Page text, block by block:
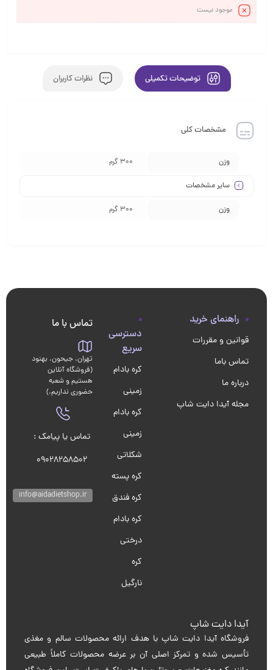
موجود نیست
توضیحات تکمیلی نظرات کاربران
مشخصات کلی
وزن 300 گرم
سایر مشخصات
وزن 300 گرم
راهنمای خرید
قوانین و مقررات
تماس باما
درباره ما
مجله آیدا دایت شاپ
دسترسی
سریع
کره بادام
زمینی
کره بادام
زمینی
شکلاتی
کره پسته
کره فندق
کره بادام
درختی
کره
نارگیل
تماس با ما
تهران، جیحون، بهنود
(فروشگاه آنلاین
هستیم و شعبه
حضوری نداریم.)
تماس یا پیامک :
09028258502
info@aidadietshop.ir
آیدا دایت شاپ
فروشگاه آیدا دایت شاپ با هدف ارائه محصولات سالم و مغذی
تأسیس شده و تمرکز اصلی آن بر عرضه محصولات کاملاً طبیعی